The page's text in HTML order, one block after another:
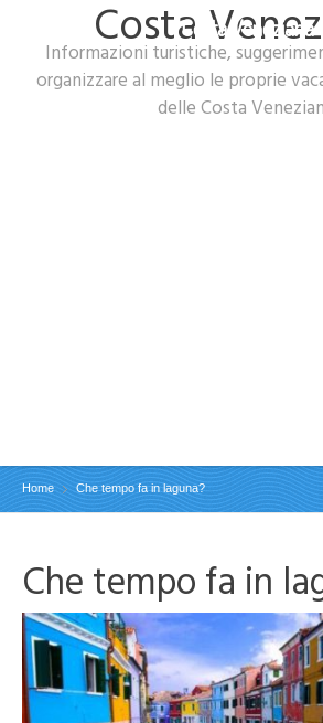
Costa
Informazioni turistiche,
organizzare al meglio le proprie
delle Costa
Home Che tempo fa in laguna?
Che tempo fa in
Costa Veneziana